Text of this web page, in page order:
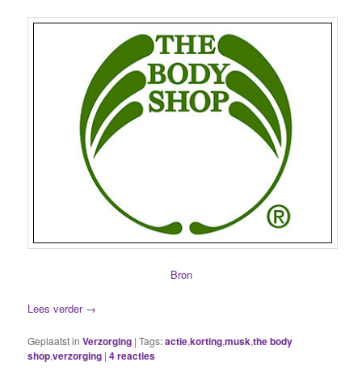
Bron
Lees verder →
Geplaatst in Verzorging |Tags:actie,korting,musk,the body
shop,verzorging |4reacties